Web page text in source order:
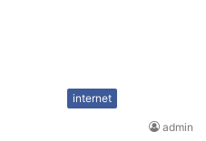
internet
admin